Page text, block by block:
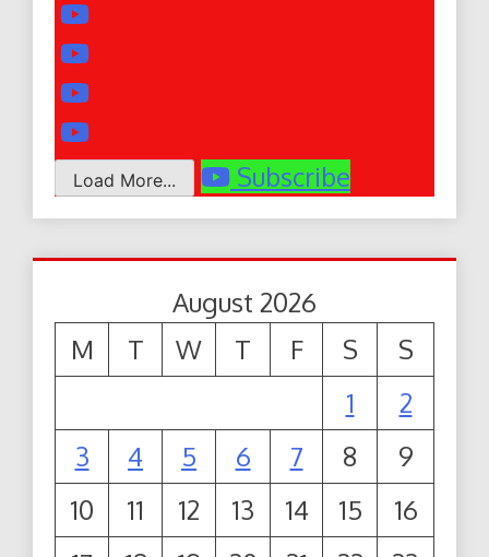
Load More... Subscribe
August 2026
M
T W T F S
S
1
2
3
4 5 6 7 8
9
10
11 12 13 14 15
16